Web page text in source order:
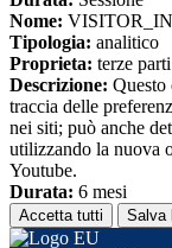
Nome:
Tipologia: analitico
Proprieta: terze parti
Descrizione: Questo
traccia delle
nei siti; può anche
utilizzando la nuova
Youtube.
Durata: 6 mesi
Accetta tutti Salva